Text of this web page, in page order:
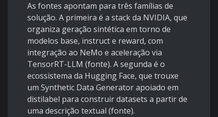
As fontes apontam para três famílias de
solução. A primeira é a stack da NVIDIA, que
organiza geração sintética em torno de
modelos base, instruct e reward, com
integração ao NeMo e aceleração via
TensorRT-LLM (fonte). A segunda é o
ecossistema da Hugging Face, que trouxe
um Synthetic Data Generator apoiado em
distilabel para construir datasets a partir de
uma descrição textual (fonte).